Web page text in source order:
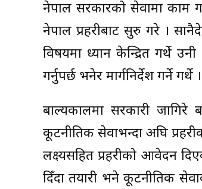
नेपाल सरकारको सेवामा काम
नेपाल प्रहरीबाट सुरु गरे ।
विषयमा ध्यान केन्द्रित गर्थे
गर्नुपर्छ भनेर मार्गनिर्देश गर्ने गर्थे ।
बाल्यकालमा सरकारी
कूटनीतिक सेवाभन्दा अघि
लक्ष्यसहित प्रहरीको आवेदन
दिँदा तयारी भने कूटनीतिक